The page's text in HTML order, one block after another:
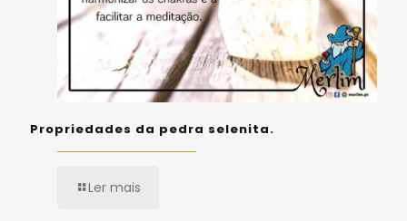
Propriedades da pedra selenita.
Ler mais